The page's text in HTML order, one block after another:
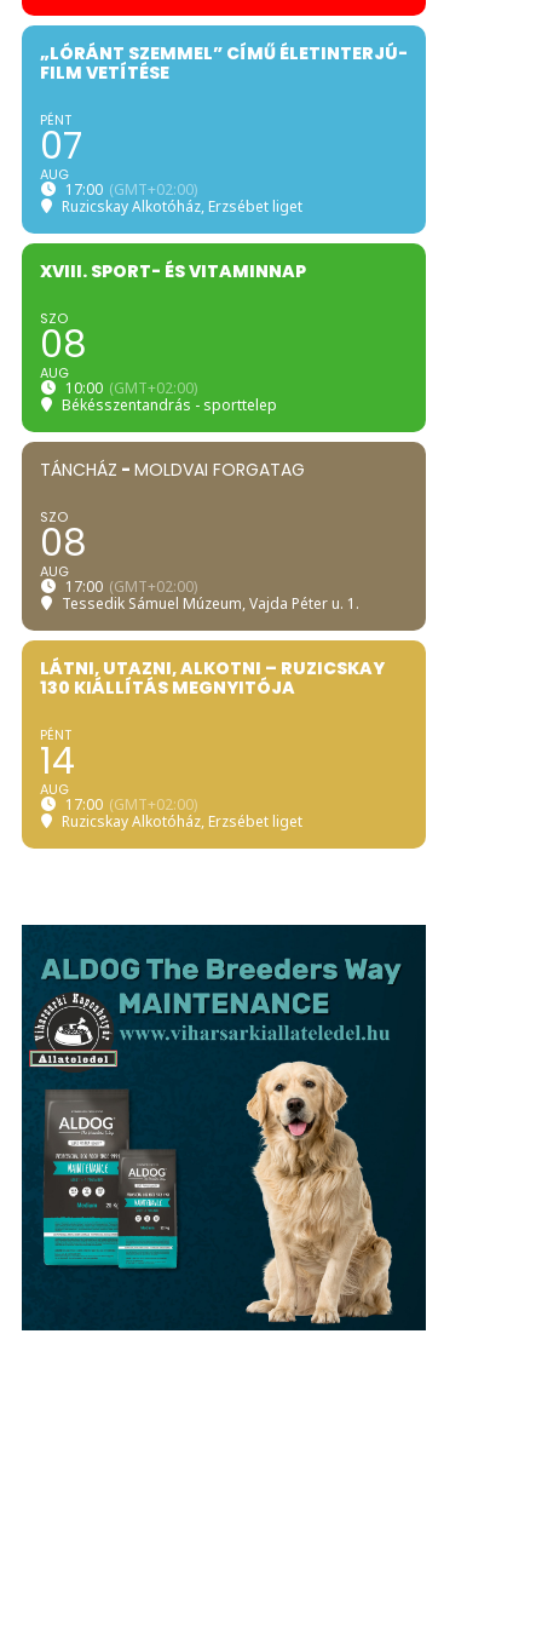
„LÓRÁNT SZEMMEL” CÍMŰ ÉLETINTERJÚ-
FILM VETÍTÉSE
PÉNT
07
AUG
17:00 (GMT+02:00)
Ruzicskay Alkotóház, Erzsébet liget
XVIII. SPORT- ÉS VITAMINNAP
SZO
08
AUG
10:00 (GMT+02:00)
Békésszentandrás - sporttelep
TÁNCHÁZ - MOLDVAI FORGATAG
SZO
08
AUG
17:00 (GMT+02:00)
Tessedik Sámuel Múzeum, Vajda Péter u. 1.
LÁTNI, UTAZNI, ALKOTNI – RUZICSKAY
130 KIÁLLÍTÁS MEGNYITÓJA
PÉNT
14
AUG
17:00 (GMT+02:00)
Ruzicskay Alkotóház, Erzsébet liget